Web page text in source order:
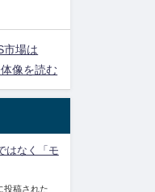
市場は
像を読む
はなく「モ
投稿された